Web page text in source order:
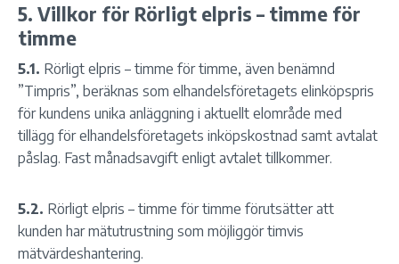
5. Villkor för Rörligt elpris – timme för
timme
5.1. Rörligt elpris – timme för timme, även benämnd
”Timpris”, beräknas som elhandelsföretagets elinköpspris
för kundens unika anläggning i aktuellt elområde med
tillägg för elhandelsföretagets inköpskostnad samt avtalat
påslag. Fast månadsavgift enligt avtalet tillkommer.
5.2. Rörligt elpris – timme för timme förutsätter att
kunden har mätutrustning som möjliggör timvis
mätvärdeshantering.